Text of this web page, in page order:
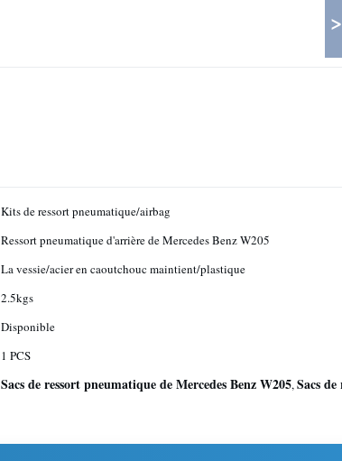
>
Kits de ressort pneumatique/airbag
Ressort pneumatique d'arrière de Mercedes Benz W205
La vessie/acier en caoutchouc maintient/plastique
2.5kgs
Disponible
1 PCS
Sacs de ressort pneumatique de Mercedes Benz W205,Sacs